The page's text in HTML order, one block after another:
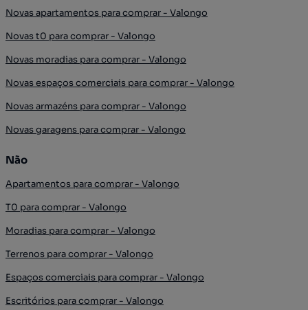
Novas apartamentos para comprar - Valongo
Novas t0 para comprar - Valongo
Novas moradias para comprar - Valongo
Novas espaços comerciais para comprar - Valongo
Novas armazéns para comprar - Valongo
Novas garagens para comprar - Valongo
Não
Apartamentos para comprar - Valongo
T0 para comprar - Valongo
Moradias para comprar - Valongo
Terrenos para comprar - Valongo
Espaços comerciais para comprar - Valongo
Escritórios para comprar - Valongo